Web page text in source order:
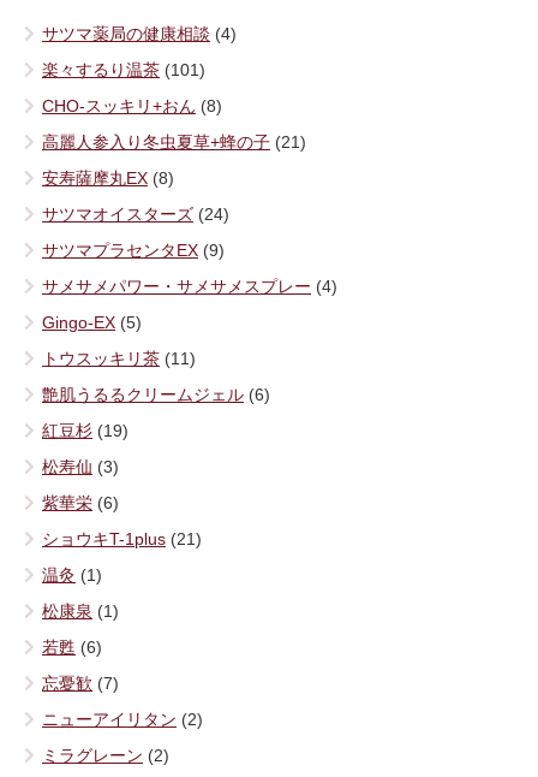
サツマ薬局の健康相談 (4)
楽々するり温茶 (101)
CHO-スッキリ+おん (8)
高麗人参入り冬虫夏草+蜂の子 (21)
安寿薩摩丸EX (8)
サツマオイスターズ (24)
サツマプラセンタEX (9)
サメサメパワー・サメサメスプレー (4)
Gingo-EX (5)
トウスッキリ茶 (11)
艶肌うるるクリームジェル (6)
紅豆杉 (19)
松寿仙 (3)
紫華栄 (6)
ショウキT-1plus (21)
温灸 (1)
松康泉 (1)
若甦 (6)
忘憂歓 (7)
ニューアイリタン (2)
ミラグレーン (2)